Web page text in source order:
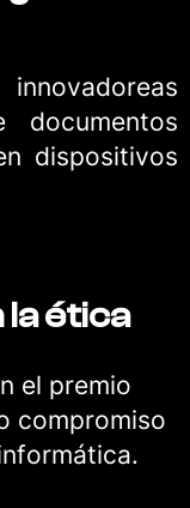
dispositivos
ética
el premio
compromiso